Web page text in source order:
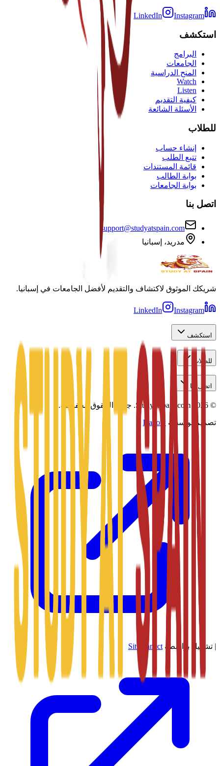
LinkedIn Instagram
استكشف
البرامج
الجامعات
المنح الدراسية
Watch
Listen
كيفية التقديم
الأسئلة الشائعة
للطلاب
إنشاء حساب
تتبع الطلب
قائمة المستندات
بوابة الطالب
بوابة الجامعات
اتصل بنا
support@studyatspain.com
مدريد، إسبانيا
شريكك الموثوق لاكتشاف والتقديم لأفضل الجامعات في إسبانيا.
LinkedIn Instagram
استكشف
للطلاب
اتصل بنا
©
2026 جميع الحقوق محفوظة.
تصميم بواسطة Daxow
| تشغيل بواسطة SitConnect